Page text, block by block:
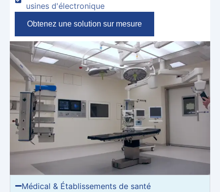
usines d'électronique
Obtenez une solution sur mesure
Médical & Établissements de santé